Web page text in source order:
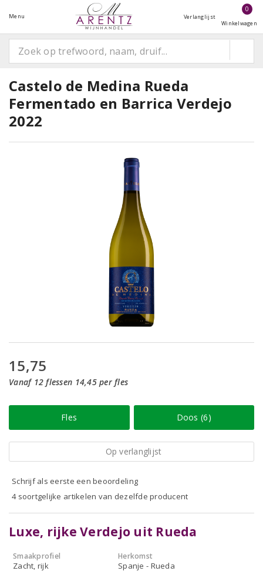
Menu Verlanglijst
0
Winkelwagen
Castelo de Medina Rueda
Fermentado en Barrica Verdejo
2022
15,75
Vanaf 12 flessen 14,45 per fles
Fles Doos (6)
Op verlanglijst
Schrijf als eerste een beoordeling
4 soortgelijke artikelen van dezelfde producent
Luxe, rijke Verdejo uit Rueda
Smaakprofiel
Zacht, rijk
Herkomst
Spanje - Rueda